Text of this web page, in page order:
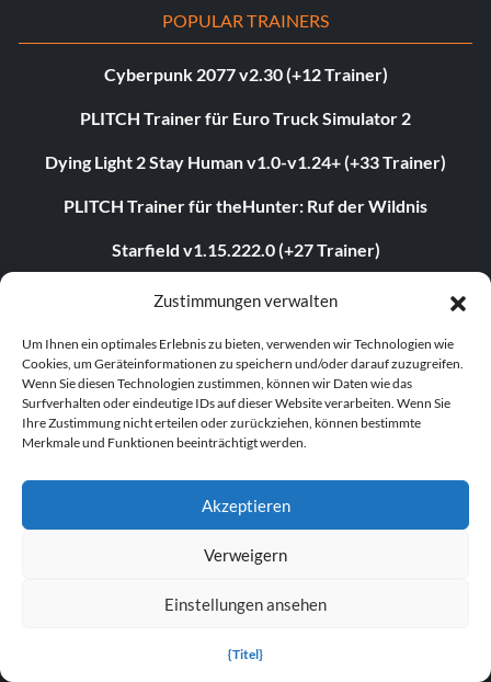
Zustimmungen verwalten
Um Ihnen ein optimales Erlebnis zu bieten, verwenden wir Technologien wie
Cookies, um Geräteinformationen zu speichern und/oder darauf zuzugreifen.
Wenn Sie diesen Technologien zustimmen, können wir Daten wie das
Surfverhalten oder eindeutige IDs auf dieser Website verarbeiten. Wenn Sie
Ihre Zustimmung nicht erteilen oder zurückziehen, können bestimmte
Merkmale und Funktionen beeinträchtigt werden.
Akzeptieren
Verweigern
Einstellungen ansehen
{Titel}
POPULAR TRAINERS
Cyberpunk 2077 v2.30 (+12 Trainer)
PLITCH Trainer für Euro Truck Simulator 2
Dying Light 2 Stay Human v1.0-v1.24+ (+33 Trainer)
PLITCH Trainer für theHunter: Ruf der Wildnis
Starfield v1.15.222.0 (+27 Trainer)
Legende der Sterblichen v1.0+ (+44 Trainer)
The Elder Scrolls IV: Oblivion Remastered v1.512.105.0
(+44 Trainer)
PLITCH Trainer für STARFIELD
PLITCH Trainer für S.T.A.L.K.E.R. 2: Heart of Chornobyl
theHunter: Ruf der Wildnis v3054373 (+17 Trainer)